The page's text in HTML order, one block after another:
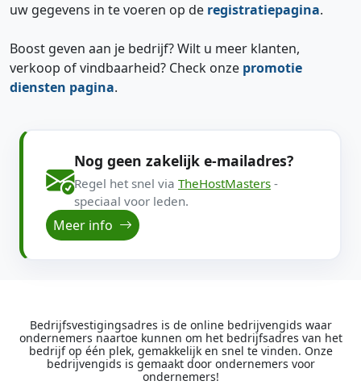
uw gegevens in te voeren op de registratiepagina.
Boost geven aan je bedrijf? Wilt u meer klanten,
verkoop of vindbaarheid? Check onze promotie
diensten pagina.
Nog geen zakelijk e-mailadres?
Regel het snel via TheHostMasters -
speciaal voor leden.
Meer info
Bedrijfsvestigingsadres is de online bedrijvengids waar
ondernemers naartoe kunnen om het bedrijfsadres van het
bedrijf op één plek, gemakkelijk en snel te vinden. Onze
bedrijvengids is gemaakt door ondernemers voor
ondernemers!